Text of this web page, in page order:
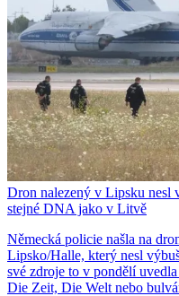
Dron nalezený v Lipsku nesl
stejné DNA jako v Litvě
Německá policie našla na
Lipsko/Halle, který nesl
své zdroje to v pondělí
Die Zeit, Die Welt nebo